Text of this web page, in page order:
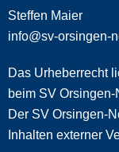
Steffen Maier
info@sv-orsingen-
Das Urheberrecht
beim SV
Der SV Orsingen-
Inhalten externer